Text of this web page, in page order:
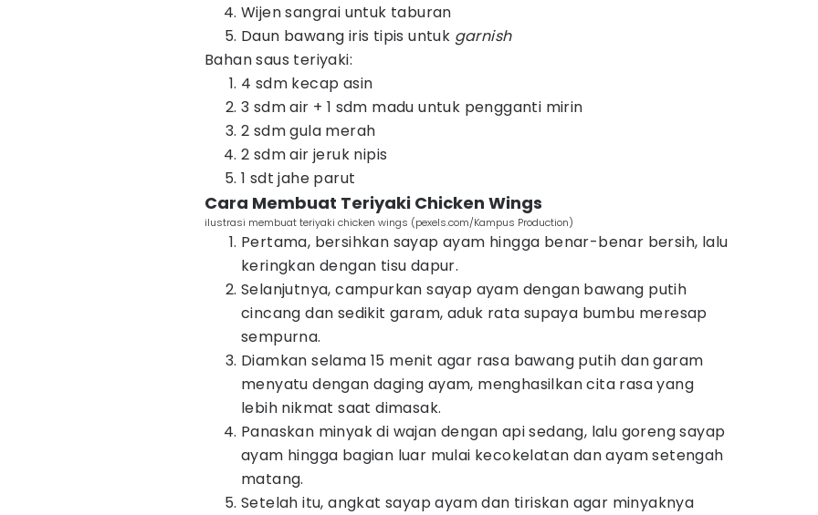
Wijen sangrai untuk taburan
Daun bawang iris tipis untuk garnish
Bahan saus teriyaki:
4 sdm kecap asin
3 sdm air + 1 sdm madu untuk pengganti mirin
2 sdm gula merah
2 sdm air jeruk nipis
1 sdt jahe parut
Cara Membuat Teriyaki Chicken Wings
ilustrasi membuat teriyaki chicken wings (pexels.com/Kampus Production)
Pertama, bersihkan sayap ayam hingga benar-benar bersih, lalu
keringkan dengan tisu dapur.
Selanjutnya, campurkan sayap ayam dengan bawang putih
cincang dan sedikit garam, aduk rata supaya bumbu meresap
sempurna.
Diamkan selama 15 menit agar rasa bawang putih dan garam
menyatu dengan daging ayam, menghasilkan cita rasa yang
lebih nikmat saat dimasak.
Panaskan minyak di wajan dengan api sedang, lalu goreng sayap
ayam hingga bagian luar mulai kecokelatan dan ayam setengah
matang.
Setelah itu, angkat sayap ayam dan tiriskan agar minyaknya